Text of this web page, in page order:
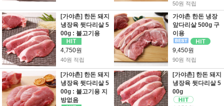
50원 적립
[가야촌] 한돈 돼지
냉장육 뒷다리살 5
00g : 불고기용
4,750원
40원 적립
가야촌 한돈 냉장
앞다리살 500g 구
이용
9,450원
90원 적립
[가야촌] 한돈 돼지
냉장육 뒷다리살 5
00g : 불고기용 지
방없음
[가야촌] 한돈 돼지
냉장육 뒷다리살 5
00g